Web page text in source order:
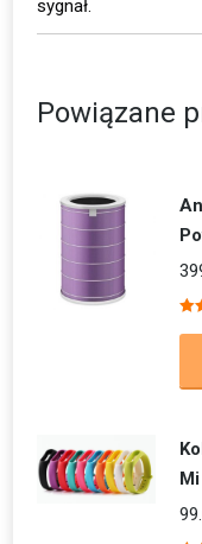
sygnał.
Powiązane
5.00